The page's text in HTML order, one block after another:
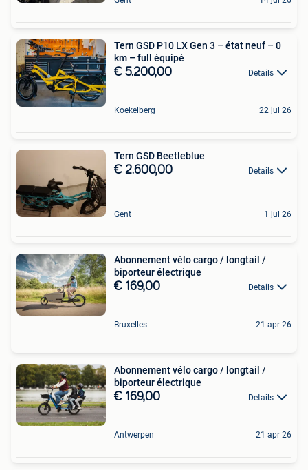
Tern GSD P10 LX Gen 3 – état neuf – 0
km – full équipé
€ 5.200,00 Details
Koekelberg 22 jul 26
Tern GSD Beetleblue
€ 2.600,00 Details
Gent 1 jul 26
Abonnement vélo cargo / longtail /
biporteur électrique
€ 169,00 Details
Bruxelles 21 apr 26
Abonnement vélo cargo / longtail /
biporteur électrique
€ 169,00 Details
Antwerpen 21 apr 26